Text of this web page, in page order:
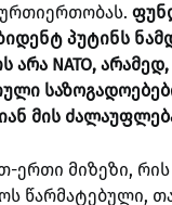
პუტინს
არა NATO,
მის
ერთი მიზეზი, რის
წარმატებული,